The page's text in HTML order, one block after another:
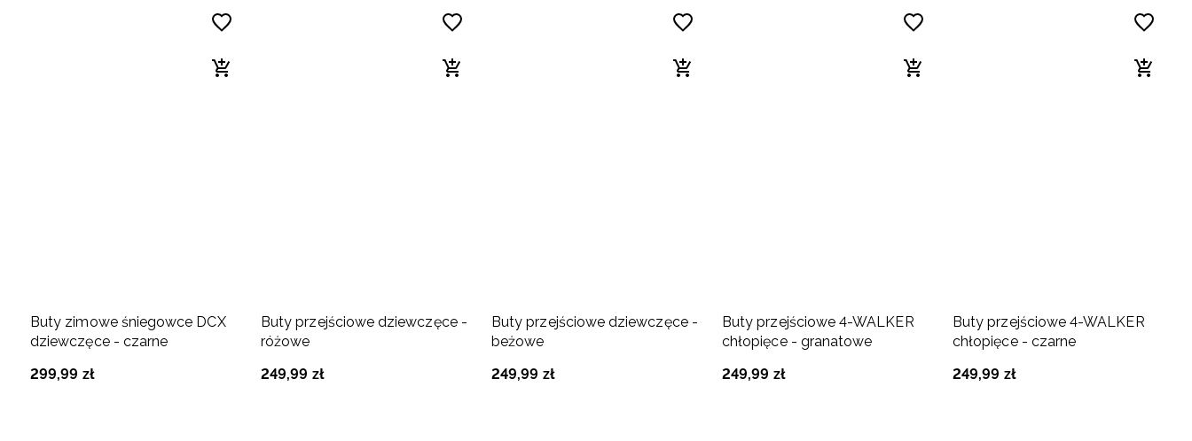
Buty zimowe śniegowce DCX
dziewczęce - czarne
299,99 zł
Buty przejściowe dziewczęce -
różowe
249,99 zł
Buty przejściowe dziewczęce -
beżowe
249,99 zł
Buty przejściowe 4-WALKER
chłopięce - granatowe
249,99 zł
Buty przejściowe 4-WALKER
chłopięce - czarne
249,99 zł